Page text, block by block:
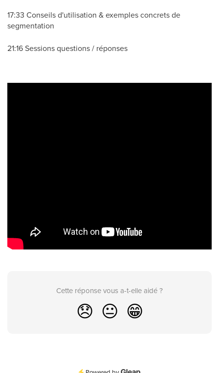
17:33 Conseils d'utilisation & exemples concrets de
segmentation
21:16 Sessions questions / réponses
Cette réponse vous a-t-elle aidé ?
😞 😐 😁